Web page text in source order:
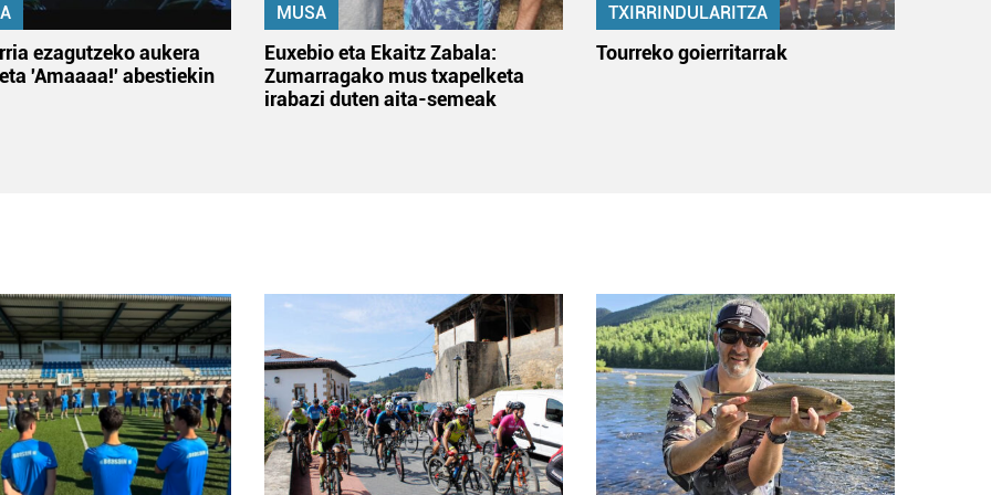
ezagutzeko aukera
'Amaaaa!' abestiekin
MUSA
Euxebio eta Ekaitz Zabala:
Zumarragako mus txapelketa
irabazi duten aita-semeak
TXIRRINDULARITZA
Tourreko goierritarrak